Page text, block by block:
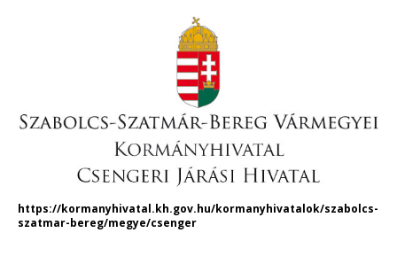
https://kormanyhivatal.kh.gov.hu/kormanyhivatalok/szabolcs-
szatmar-bereg/megye/csenger